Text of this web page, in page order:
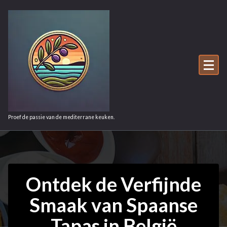
Proef de passie van de mediterrane keuken.
Ontdek de Verfijnde
Smaak van Spaanse